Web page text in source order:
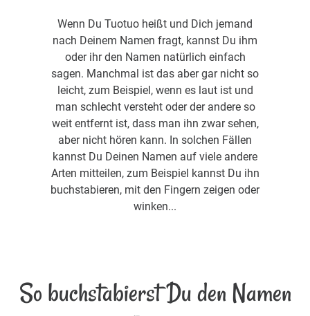
Wenn Du Tuotuo heißt und Dich jemand
nach Deinem Namen fragt, kannst Du ihm
oder ihr den Namen natürlich einfach
sagen. Manchmal ist das aber gar nicht so
leicht, zum Beispiel, wenn es laut ist und
man schlecht versteht oder der andere so
weit entfernt ist, dass man ihn zwar sehen,
aber nicht hören kann. In solchen Fällen
kannst Du Deinen Namen auf viele andere
Arten mitteilen, zum Beispiel kannst Du ihn
buchstabieren, mit den Fingern zeigen oder
winken...
So buchstabierst Du den Namen